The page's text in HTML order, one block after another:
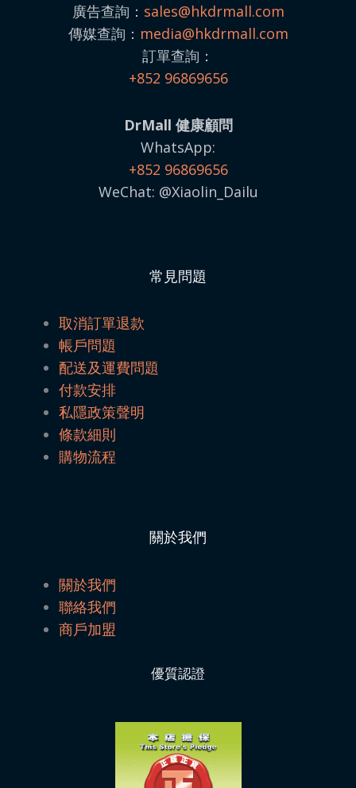
廣告查詢： sales@hkdrmall.com
傳媒查詢： media@hkdrmall.com
訂單查詢：
+852 96869656
DrMall 健康顧問
WhatsApp:
+852 96869656
WeChat: @Xiaolin_Dailu
常見問題
取消訂單退款
帳戶問題
配送及運費問題
付款安排
私隱政策聲明
條款細則
購物流程
關於我們
關於我們
聯絡我們
商戶加盟
優質認證